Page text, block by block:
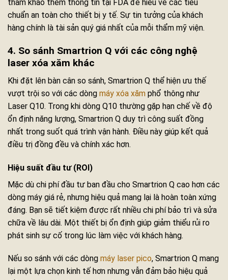
tham khảo thêm thông tin tại FDA để hiểu về các tiêu
chuẩn an toàn cho thiết bị y tế. Sự tin tưởng của khách
hàng chính là tài sản quý giá nhất của mỗi thẩm mỹ viện.
4. So sánh Smartrion Q với các công nghệ
laser xóa xăm khác
Khi đặt lên bàn cân so sánh, Smartrion Q thể hiện ưu thế
vượt trội so với các dòng máy xóa xăm phổ thông như
Laser Q10. Trong khi dòng Q10 thường gặp hạn chế về độ
ổn định năng lượng, Smartrion Q duy trì công suất đồng
nhất trong suốt quá trình vận hành. Điều này giúp kết quả
điều trị đồng đều và chính xác hơn.
Hiệu suất đầu tư (ROI)
Mặc dù chi phí đầu tư ban đầu cho Smartrion Q cao hơn các
dòng máy giá rẻ, nhưng hiệu quả mang lại là hoàn toàn xứng
đáng. Bạn sẽ tiết kiệm được rất nhiều chi phí bảo trì và sửa
chữa về lâu dài. Một thiết bị ổn định giúp giảm thiểu rủi ro
phát sinh sự cố trong lúc làm việc với khách hàng.
Nếu so sánh với các dòng máy laser pico, Smartrion Q mang
lại một lựa chọn kinh tế hơn nhưng vẫn đảm bảo hiệu quả